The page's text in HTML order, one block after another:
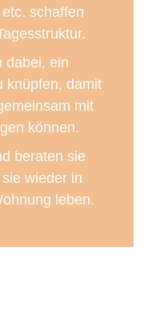
schaffen
dabei, ein
knüpfen, damit
mit
können.
beraten sie
wieder in
leben.